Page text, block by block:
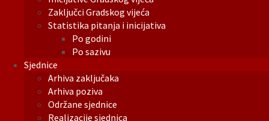
Zaključci Gradskog vijeća
Statistika pitanja i inicijativa
Po godini
Po sazivu
Sjednice
Arhiva zaključaka
Arhiva poziva
Održane sjednice
Realizacije sjednica